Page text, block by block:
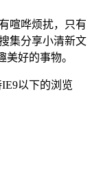
喧哗烦扰，只有
集分享小清新文
好的事物。
以下的浏览